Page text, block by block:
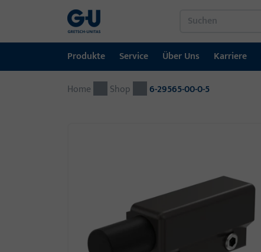
Produkte
Produkte
Service
Service
Über Uns
Über Uns
Karriere
Karriere
Referenzen
Kontakt
Home Shop 6-29565-00-0-5